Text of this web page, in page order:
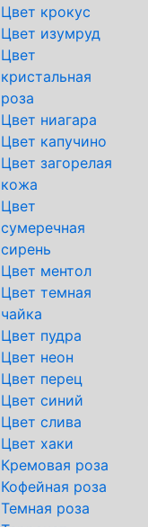
Цвет крокус
Цвет изумруд
Цвет
кристальная
роза
Цвет ниагара
Цвет капучино
Цвет загорелая
кожа
Цвет
сумеречная
сирень
Цвет ментол
Цвет темная
чайка
Цвет пудра
Цвет неон
Цвет перец
Цвет синий
Цвет слива
Цвет хаки
Кремовая роза
Кофейная роза
Темная роза